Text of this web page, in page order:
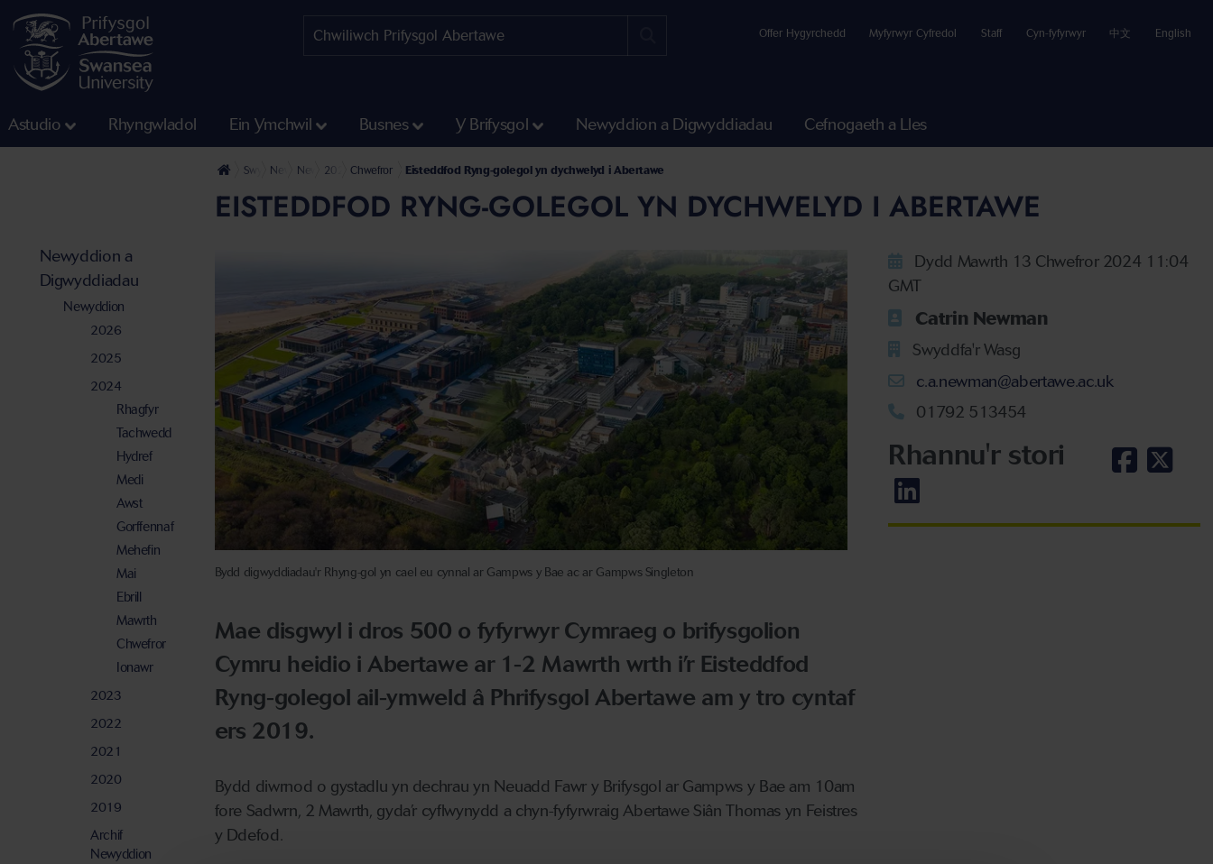
Offer Hygyrchedd Myfyrwyr Cyfredol Staff Cyn-fyfyrwyr 中文 English
Astudio Rhyngwladol Ein Ymchwil Busnes Y Brifysgol Newyddion a Digwyddiadau Cefnogaeth a Lles
Swyddfa'r Wasg
Newyddion a Digwyddiadau
Newyddion
2024Chwefror Eisteddfod Ryng-golegol yn dychwelyd i Abertawe
EISTEDDFOD RYNG-GOLEGOL YN DYCHWELYD I ABERTAWE
Bydd digwyddiadau'r Rhyng-gol yn cael eu cynnal ar Gampws y Bae ac ar Gampws Singleton
Mae disgwyl i dros 500 o fyfyrwyr Cymraeg o brifysgolion
Cymru heidio i Abertawe ar 1-2 Mawrth wrth i’r Eisteddfod
Ryng-golegol ail-ymweld â Phrifysgol Abertawe am y tro cyntaf
ers 2019.
Bydd diwrnod o gystadlu yn dechrau yn Neuadd Fawr y Brifysgol ar Gampws y Bae am 10am
fore Sadwrn, 2 Mawrth, gyda’r cyflwynydd a chyn-fyfyrwraig Abertawe Siân Thomas yn Feistres
y Ddefod.
Dydd Mawrth 13 Chwefror 2024 11:04
GMT
Catrin Newman
Swyddfa'r Wasg
c.a.newman@abertawe.ac.uk
01792 513454
Rhannu'r stori
Newyddion a
Digwyddiadau
Newyddion
2026
2025
2024
Rhagfyr
Tachwedd
Hydref
Medi
Awst
Gorffennaf
Mehefin
Mai
Ebrill
Mawrth
Chwefror
Ionawr
2023
2022
2021
2020
2019
Archif
Newyddion